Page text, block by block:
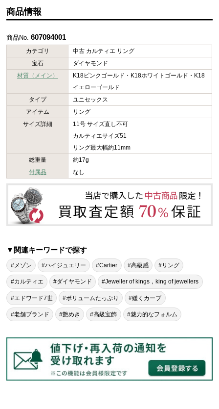
商品情報
商品No.607094001
カテゴリ
中古 カルティエ リング
宝石
ダイヤモンド
材質（メイン）
K18ピンクゴールド・K18ホワイトゴールド・K18
イエローゴールド
タイプ
ユニセックス
アイテム
リング
サイズ詳細
11号 サイズ直し不可
カルティエサイズ51
リング最大幅約11mm
総重量
約17g
付属品
なし
▼関連キーワードで探す
#メゾン #ハイジュエリー #Cartier #高級感 #リング
#カルティエ #ダイヤモンド #Jeweller of kings，king of jewellers
#エドワード7世 #ボリュームたっぷり #緩くカーブ
#老舗ブランド #艶めき #高級宝飾 #魅力的なフォルム